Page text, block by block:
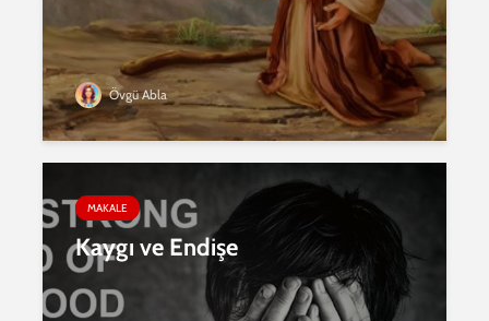
Övgü Abla
MAKALE
Kaygı ve Endişe